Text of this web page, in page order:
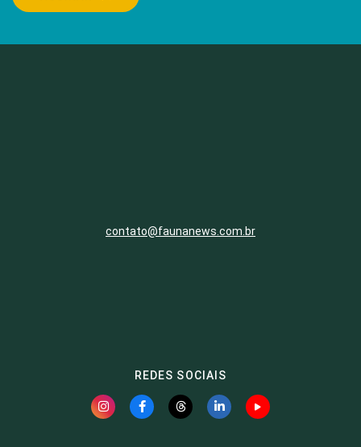
contato@faunanews.com.br
REDES SOCIAIS